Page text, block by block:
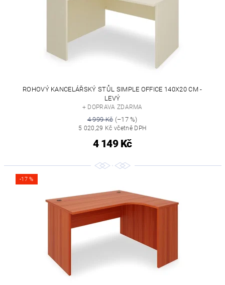
ROHOVÝ KANCELÁŘSKÝ STŮL SIMPLE OFFICE 140X20 CM -
LEVÝ
+ DOPRAVA ZDARMA
4 999 Kč(–17 %)
5 020,29 Kč včetně DPH
4 149 Kč
-17 %